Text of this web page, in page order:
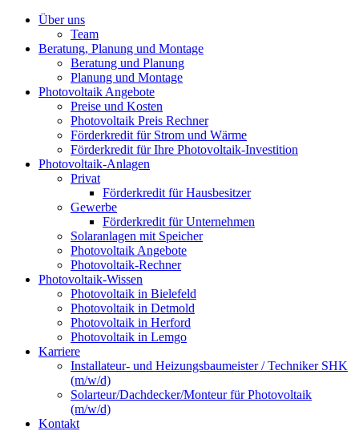
Über uns
Team
Beratung, Planung und Montage
Beratung und Planung
Planung und Montage
Photovoltaik Angebote
Preise und Kosten
Photovoltaik Preis Rechner
Förderkredit für Strom und Wärme
Förderkredit für Ihre Photovoltaik-Investition
Photovoltaik-Anlagen
Privat
Förderkredit für Hausbesitzer
Gewerbe
Förderkredit für Unternehmen
Solaranlagen mit Speicher
Photovoltaik Angebote
Photovoltaik-Rechner
Photovoltaik-Wissen
Photovoltaik in Bielefeld
Photovoltaik in Detmold
Photovoltaik in Herford
Photovoltaik in Lemgo
Karriere
Installateur- und Heizungsbaumeister / Techniker SHK
(m/w/d)
Solarteur/Dachdecker/Monteur für Photovoltaik
(m/w/d)
Kontakt